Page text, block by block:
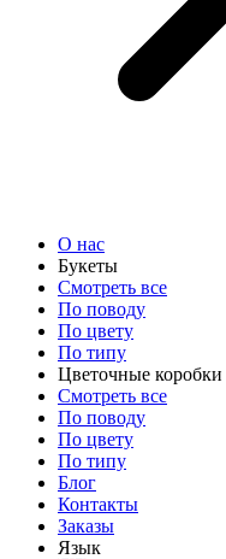
О нас
Букеты
Смотреть все
По поводу
По цвету
По типу
Цветочные коробки
Смотреть все
По поводу
По цвету
По типу
Блог
Контакты
Заказы
Язык